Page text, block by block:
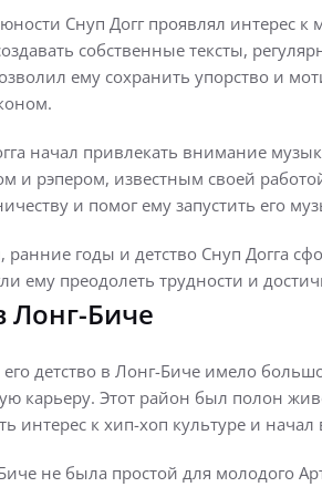
Снуп Догг проявлял интерес к
собственные тексты,
ему сохранить упорство и
начал привлекать внимание
и рэпером, известным своей
и помог ему запустить его
ранние годы и детство Снуп Догга
ему преодолеть трудности и
Лонг-Биче
его детство в Лонг-Биче имело
карьеру. Этот район был полон
интерес к хип-хоп культуре и
не была простой для молодого